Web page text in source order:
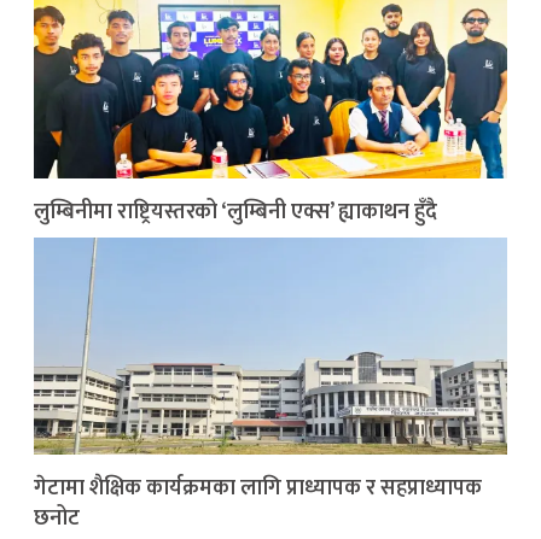
लुम्बिनीमा राष्ट्रियस्तरको ‘लुम्बिनी एक्स’ ह्याकाथन हुँदै
गेटामा शैक्षिक कार्यक्रमका लागि प्राध्यापक र सहप्राध्यापक
छनोट